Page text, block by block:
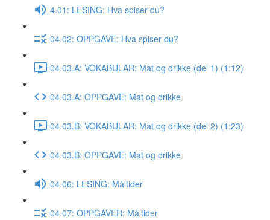
4.01: LESING: Hva spiser du?
04.02: OPPGAVE: Hva spiser du?
04.03.A: VOKABULAR: Mat og drikke (del 1) (1:12)
04.03.A: OPPGAVE: Mat og drikke
04.03.B: VOKABULAR: Mat og drikke (del 2) (1:23)
04.03.B: OPPGAVE: Mat og drikke
04.06: LESING: Måltider
04.07: OPPGAVER: Måltider